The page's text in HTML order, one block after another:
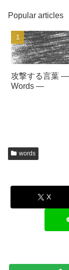
Popular articles
攻撃する言葉
Words —
words
X